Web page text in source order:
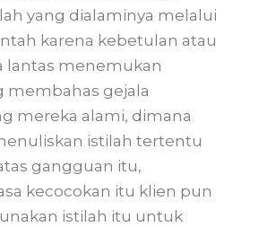
yang dialaminya melalui
karena kebetulan atau
lantas menemukan
membahas gejala
mereka alami, dimana
istilah tertentu
gangguan itu,
kecocokan itu klien pun
istilah itu untuk